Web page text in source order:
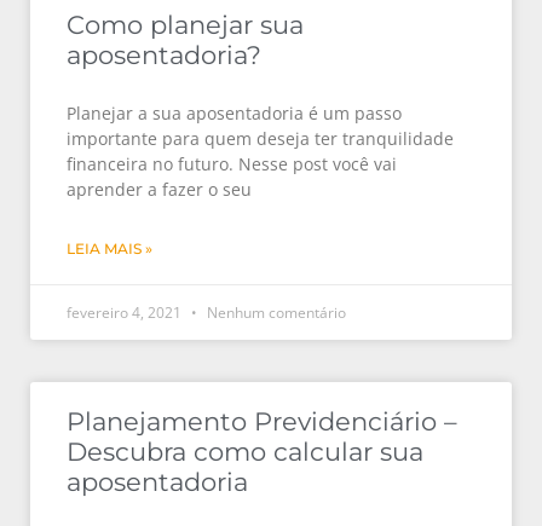
Como planejar sua
aposentadoria?
Planejar a sua aposentadoria é um passo
importante para quem deseja ter tranquilidade
financeira no futuro. Nesse post você vai
aprender a fazer o seu
LEIA MAIS »
fevereiro 4, 2021 Nenhum comentário
Planejamento Previdenciário –
Descubra como calcular sua
aposentadoria